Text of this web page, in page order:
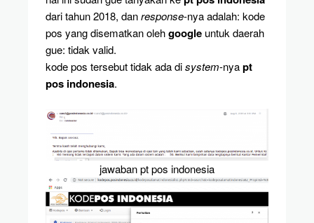
dari tahun 2018, danresponse-nya adalah: kode
pos yang disematkan olehgoogle untuk daerah
gue: tidak valid.
kode pos tersebut tidak ada disystem-nyapt
pos indonesia.
jawaban pt pos indonesia